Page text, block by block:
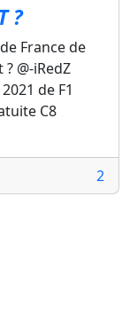
?
France de
@-iRedZ
de F1
C8
2